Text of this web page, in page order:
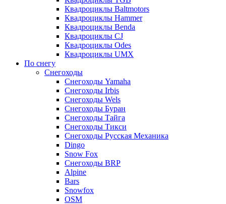
Квадроциклы Baltmotors
Квадроциклы Hammer
Квадроциклы Benda
Квадроциклы CJ
Квадроциклы Odes
Квадроциклы UMX
По снегу
Снегоходы
Снегоходы Yamaha
Снегоходы Irbis
Снегоходы Wels
Снегоходы Буран
Снегоходы Тайга
Снегоходы Тикси
Снегоходы Русская Механика
Dingo
Snow Fox
Снегоходы BRP
Alpine
Bars
Snowfox
OSM